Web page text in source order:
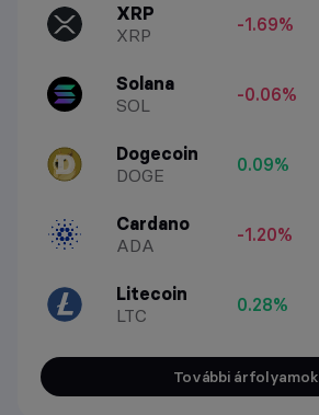
XRP
XRP
-1.69%
Solana
SOL
-0.06%
Dogecoin
DOGE
0.09%
Cardano
ADA
-1.20%
Litecoin
LTC
0.28%
További árfolyamok